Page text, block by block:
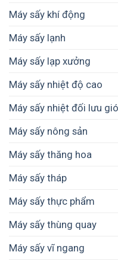
Máy sấy khí động
Máy sấy lạnh
Máy sấy lạp xưởng
Máy sấy nhiệt độ cao
Máy sấy nhiệt đối lưu
Máy sấy nông sản
Máy sấy thăng hoa
Máy sấy tháp
Máy sấy thực phẩm
Máy sấy thùng quay
Máy sấy vĩ ngang